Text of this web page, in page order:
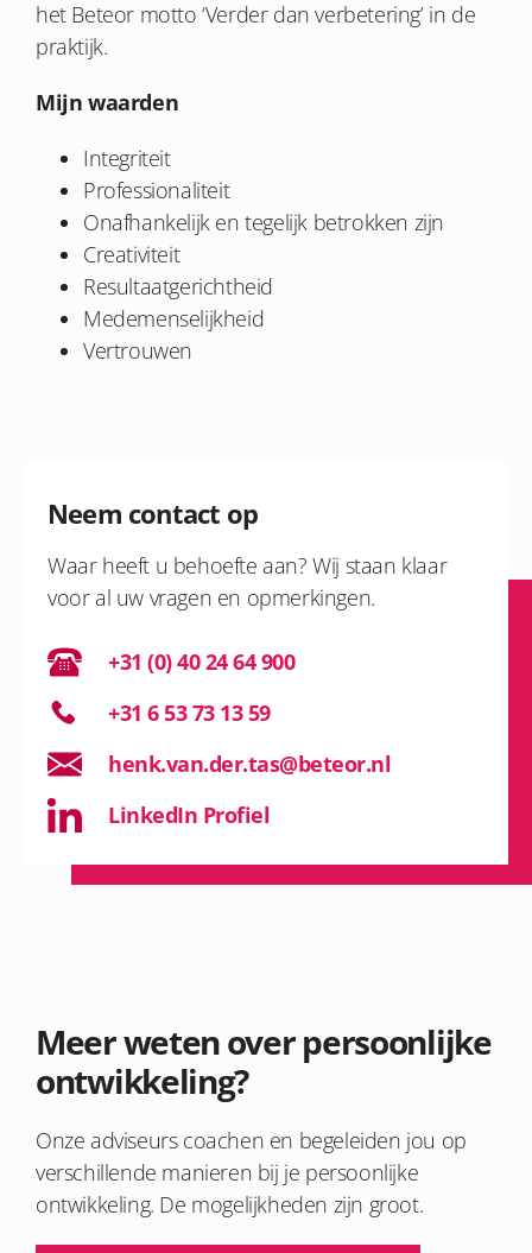
het Beteor motto ‘Verder dan verbetering’ in de
praktijk.
Mijn waarden
Integriteit
Professionaliteit
Onafhankelijk en tegelijk betrokken zijn
Creativiteit
Resultaatgerichtheid
Medemenselijkheid
Vertrouwen
Neem contact op
Waar heeft u behoefte aan? Wij staan klaar
voor al uw vragen en opmerkingen.
+31 (0) 40 24 64 900
+31 6 53 73 13 59
henk.van.der.tas@beteor.nl
LinkedIn Profiel
Meer weten over persoonlijke
ontwikkeling?
Onze adviseurs coachen en begeleiden jou op
verschillende manieren bij je persoonlijke
ontwikkeling. De mogelijkheden zijn groot.